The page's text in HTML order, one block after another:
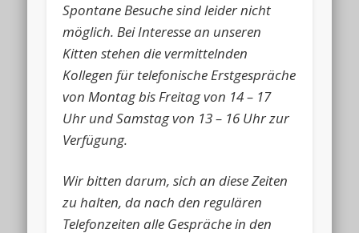
Spontane Besuche sind leider nicht
möglich. Bei Interesse an unseren
Kitten stehen die vermittelnden
Kollegen für telefonische Erstgespräche
von Montag bis Freitag von 14 – 17
Uhr und Samstag von 13 – 16 Uhr zur
Verfügung.
Wir bitten darum, sich an diese Zeiten
zu halten, da nach den regulären
Telefonzeiten alle Gespräche in den